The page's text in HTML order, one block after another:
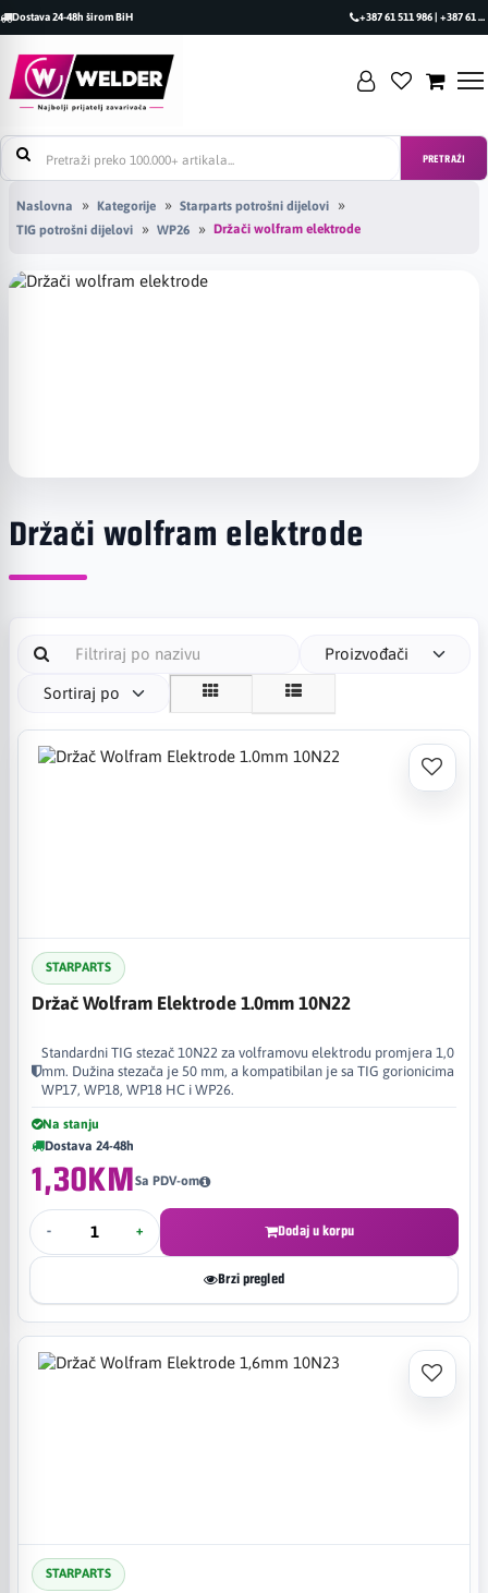
Dostava 24-48h širom BiH +387 61 511 986 | +387 61 493 470
PRETRAŽI
Naslovna Kategorije
Starparts potrošni dijelovi
TIG potrošni dijelovi
WP26 Držači wolfram elektrode
Držači wolfram elektrode
Proizvođači
Sortiraj po
STARPARTS
Držač Wolfram Elektrode 1.0mm 10N22
Standardni TIG stezač 10N22 za volframovu elektrodu promjera 1,0
mm. Dužina stezača je 50 mm, a kompatibilan je sa TIG gorionicima
WP17, WP18, WP18 HC i WP26.
Na stanju
Dostava 24-48h
1,30KMSa PDV-om
- + Dodaj u korpu
Brzi pregled
STARPARTS